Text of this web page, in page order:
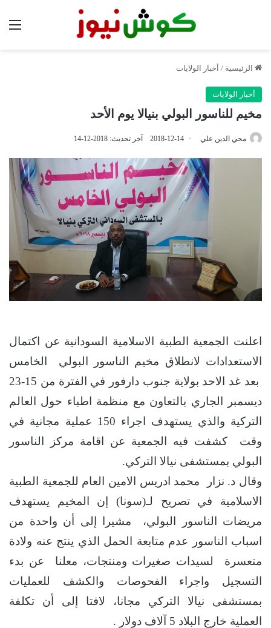
الرئيسية / أخبار الولايات
أخبار الولايات
مخيم للناسور البولي بنيالا يوم الأحد
محي الدين علي 2018-12-14 آخر تحديث: 2018-12-14
اعلنت الجمعية الطبية الاسلامية السودانية عن اكتمال
الاستعدادات لانطلاق مخيم الناسور البولي الخامس
بعد غد الاحد بولاية جنوب دارفور في الفترة من 15-23
ديسمبر الجاري بالتعاون مع منظمة اطباء حول العالم
التركية والذي يستهدف اجراء 150 عملية مجانية في
وقت كشفت فيه الجمعية عن اقامة مركز الناسور
البولي بمستشفى نيالا التركي.
وقال د. نزار محمد ادريس الامين العام للجمعية الطبية
الاسلامية في تصريح لـ(سونا) إن المخيم يستهدف
مريضات الناسور البولي، مشيرا إلى أن واحدة من
اسباب الناسور عدم متابعة الحمل الذي ينتج عنه ولادة
متعسرة لسيدات صغيرات ومنتجات، معلنا عن بدء
التسجيل واجراء الفحوصات والكشف للعمليات
بمستشفى نيالا التركي مجانا، لافتا إلى أن تكلفة
العملية خارج البلاد 5 آلاف دولار .